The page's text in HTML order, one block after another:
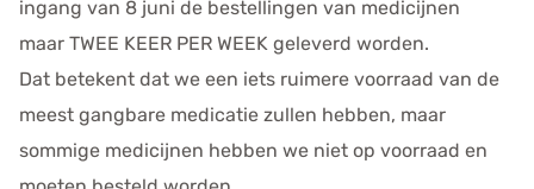
ingang van 8 juni de bestellingen van medicijnen
maar TWEE KEER PER WEEK geleverd worden.
Dat betekent dat we een iets ruimere voorraad van de
meest gangbare medicatie zullen hebben, maar
sommige medicijnen hebben we niet op voorraad en